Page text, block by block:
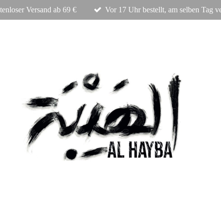
Versand ab 69 € Vor 17 Uhr bestellt, am selben Tag